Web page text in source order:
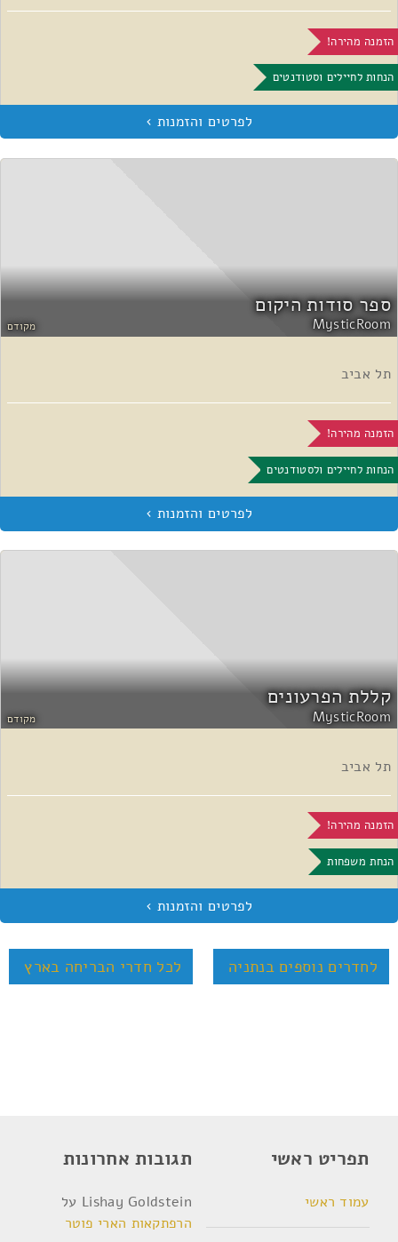
הזמנה מהירה!
הנחות לחיילים וסטודנטים
ספר סודות היקום
MysticRoom מקודם
תל אביב
הזמנה מהירה!
הנחות לחיילים ולסטודנטים
קללת הפרעונים
MysticRoom מקודם
תל אביב
הזמנה מהירה!
הנחת משפחות
לחדרים נוספים בנתניה לכל חדרי הבריחה בארץ
תפריט ראשי
עמוד ראשי
תגובות אחרונות
Lishay Goldstein על
הרפתקאות הארי פוטר